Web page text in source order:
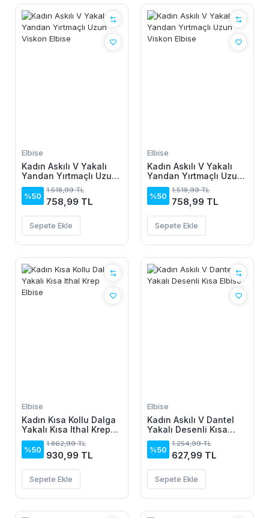
Elbise
Kadın Askılı V Yakalı
Yandan Yırtmaçlı Uzun
Viskon Elbise
%50
1.518,99 TL
758,99 TL
Sepete Ekle
Elbise
Kadın Askılı V Yakalı
Yandan Yırtmaçlı Uzun
Viskon Elbise
%50
1.518,99 TL
758,99 TL
Sepete Ekle
Elbise
Kadın Kısa Kollu Dalga
Yakalı Kısa Ithal Krep
Elbise
%50
1.862,99 TL
930,99 TL
Sepete Ekle
Elbise
Kadın Askılı V Dantel
Yakalı Desenli Kısa
Elbise
%50
1.254,99 TL
627,99 TL
Sepete Ekle